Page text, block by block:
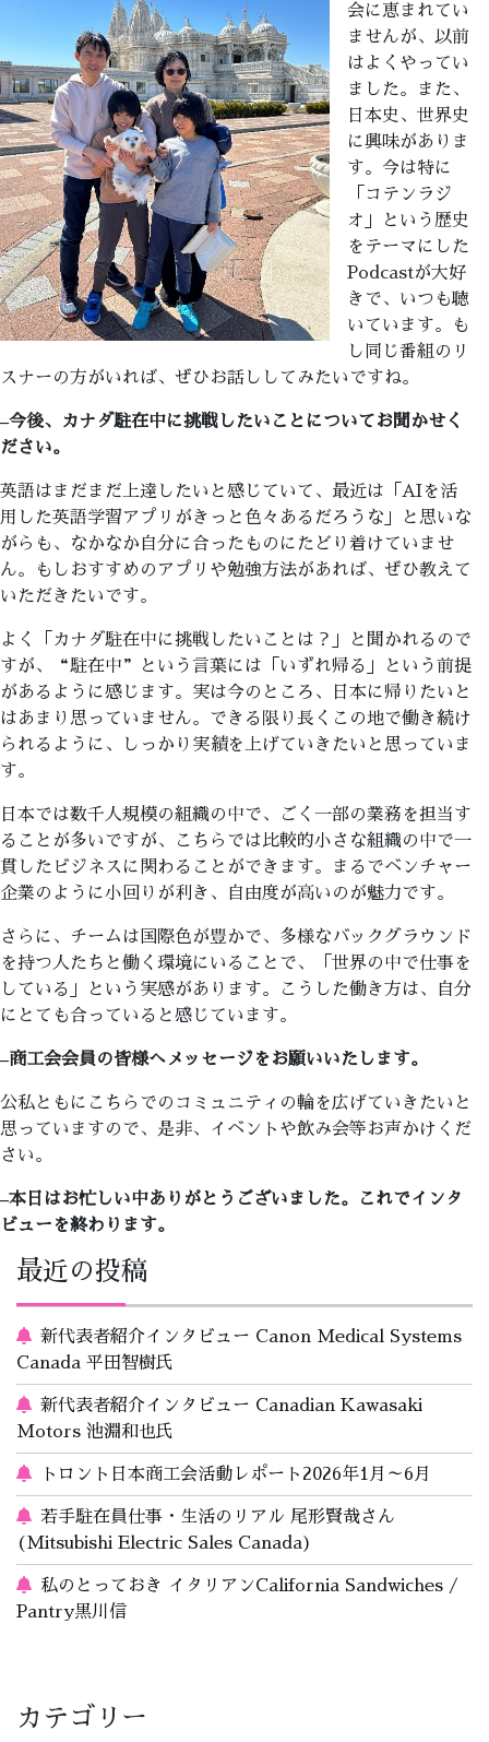
会に恵まれてい
ませんが、以前
はよくやってい
ました。また、
日本史、世界史
に興味がありま
す。今は特に
「コテンラジ
オ」という歴史
をテーマにした
Podcastが大好
きで、いつも聴
いています。も
し同じ番組のリ
スナーの方がいれば、ぜひお話ししてみたいですね。
–今後、カナダ駐在中に挑戦したいことについてお聞かせく
ださい。
英語はまだまだ上達したいと感じていて、最近は「AIを活
用した英語学習アプリがきっと色々あるだろうな」と思いな
がらも、なかなか自分に合ったものにたどり着けていませ
ん。もしおすすめのアプリや勉強方法があれば、ぜひ教えて
いただきたいです。
よく「カナダ駐在中に挑戦したいことは？」と聞かれるので
すが、“駐在中”という言葉には「いずれ帰る」という前提
があるように感じます。実は今のところ、日本に帰りたいと
はあまり思っていません。できる限り長くこの地で働き続け
られるように、しっかり実績を上げていきたいと思っていま
す。
日本では数千人規模の組織の中で、ごく一部の業務を担当す
ることが多いですが、こちらでは比較的小さな組織の中で一
貫したビジネスに関わることができます。まるでベンチャー
企業のように小回りが利き、自由度が高いのが魅力です。
さらに、チームは国際色が豊かで、多様なバックグラウンド
を持つ人たちと働く環境にいることで、「世界の中で仕事を
している」という実感があります。こうした働き方は、自分
にとても合っていると感じています。
–商工会会員の皆様へメッセージをお願いいたします。
公私ともにこちらでのコミュニティの輪を広げていきたいと
思っていますので、是非、イベントや飲み会等お声かけくだ
さい。
–本日はお忙しい中ありがとうございました。これでインタ
ビューを終わります。
最近の投稿
新代表者紹介インタビュー Canon Medical Systems
Canada 平田智樹氏
新代表者紹介インタビュー Canadian Kawasaki
Motors 池淵和也氏
トロント日本商工会活動レポート2026年1月～6月
若手駐在員仕事・生活のリアル 尾形賢哉さん
(Mitsubishi Electric Sales Canada)
私のとっておき イタリアンCalifornia Sandwiches /
Pantry黒川信
カテゴリー